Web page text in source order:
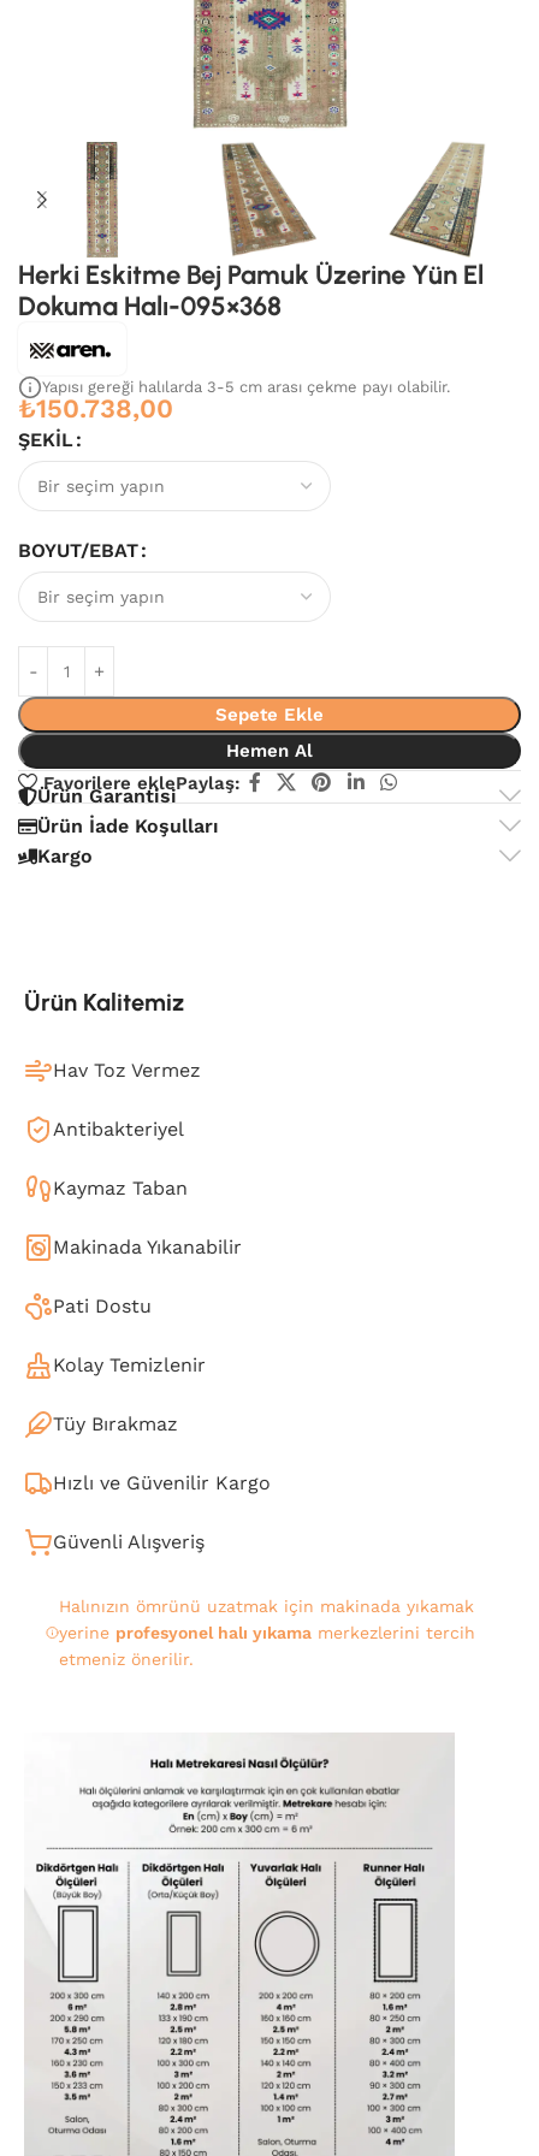
Herki Eskitme Bej Pamuk Üzerine Yün El
Dokuma Halı-095×368
Yapısı gereği halılarda 3-5 cm arası çekme payı olabilir.
₺150.738,00
ŞEKIL
BOYUT/EBAT
Sepete Ekle
Hemen Al
Favorilere eklePaylaş:
Ürün Garantisi
Ürün İade Koşulları
Kargo
Ürün Kalitemiz
Hav Toz Vermez
Antibakteriyel
Kaymaz Taban
Makinada Yıkanabilir
Pati Dostu
Kolay Temizlenir
Tüy Bırakmaz
Hızlı ve Güvenilir Kargo
Güvenli Alışveriş
Halınızın ömrünü uzatmak için makinada yıkamak
yerine profesyonel halı yıkamamerkezlerini tercih
etmeniz önerilir.